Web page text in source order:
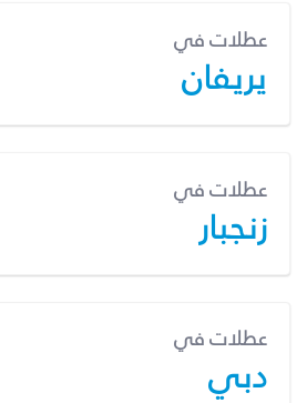
عطلات في
يريفان
عطلات في
زنجبار
عطلات في
دبي